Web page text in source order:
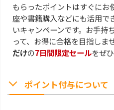
もらったポイントはすぐにお
座や書籍購入などにも活用で
いキャンペーンです。お手持
って、お得に合格を目指しま
だけの7日間限定セールをぜ
ポイント付与について